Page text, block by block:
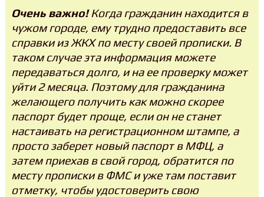
Очень важно!Когда гражданин находится в
чужом городе, ему трудно предоставить все
справки из ЖКХ по месту своей прописки. В
таком случае эта информация можете
передаваться долго, и на ее проверку может
уйти 2 месяца. Поэтому для гражданина
желающего получить как можно скорее
паспорт будет проще, если он не станет
настаивать на регистрационном штампе, а
просто заберет новый паспорт в МФЦ, а
затем приехав в свой город, обратится по
месту прописки в ФМС и уже там поставит
отметку, чтобы удостоверить свою